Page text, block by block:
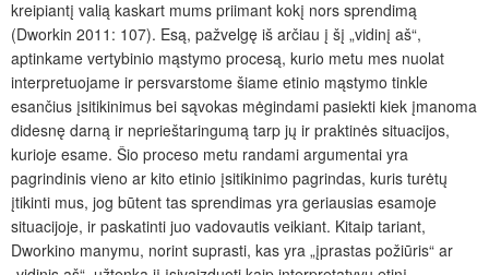
kreipiantį valią kaskart mums priimant kokį nors sprendimą
(Dworkin 2011: 107). Esą, pažvelgę iš arčiau į šį „vidinį aš“,
aptinkame vertybinio mąstymo procesą, kurio metu mes nuolat
interpretuojame ir persvarstome šiame etinio mąstymo tinkle
esančius įsitikinimus bei sąvokas mėgindami pasiekti kiek įmanoma
didesnę darną ir neprieštaringumą tarp jų ir praktinės situacijos,
kurioje esame. Šio proceso metu randami argumentai yra
pagrindinis vieno ar kito etinio įsitikinimo pagrindas, kuris turėtų
įtikinti mus, jog būtent tas sprendimas yra geriausias esamoje
situacijoje, ir paskatinti juo vadovautis veikiant. Kitaip tariant,
Dworkino manymu, norint suprasti, kas yra „įprastas požiūris“ ar